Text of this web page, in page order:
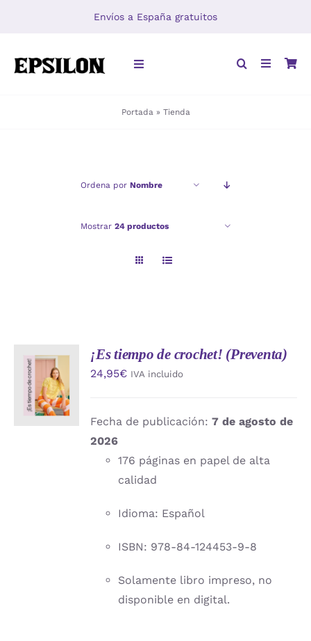
Envíos a España gratuitos
Toggle
Portada » Tienda
Ordena por Nombre
Mostrar 24 productos
AÑADIR
AL
CARRITO
/
DETALLES
¡Es tiempo de crochet! (Preventa)
24,95€ IVA incluido
Fecha de publicación:7 de agosto de
2026
176 páginas en papel de alta
calidad
Idioma: Español
ISBN: 978-84-124453-9-8
Solamente libro impreso, no
disponible en digital.